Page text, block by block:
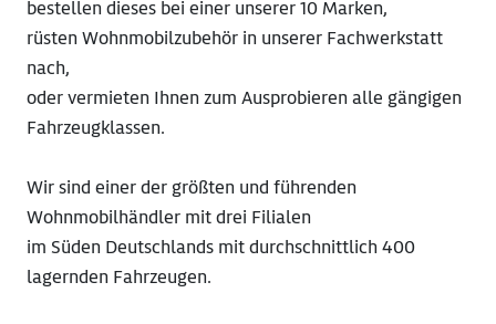
bestellen dieses bei einer unserer 10 Marken,
rüsten Wohnmobilzubehör in unserer Fachwerkstatt
nach,
oder vermieten Ihnen zum Ausprobieren alle gängigen
Fahrzeugklassen.
Wir sind einer der größten und führenden
Wohnmobilhändler mit drei Filialen
im Süden Deutschlands mit durchschnittlich 400
lagernden Fahrzeugen.